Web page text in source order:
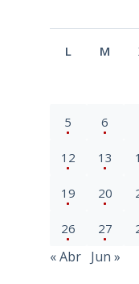
L M
5 6
12 13
19 20
26 27
« Abr Jun »